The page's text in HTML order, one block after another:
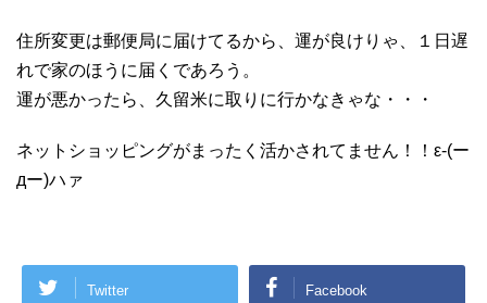
住所変更は郵便局に届けてるから、運が良けりゃ、１日遅
れで家のほうに届くであろう。
運が悪かったら、久留米に取りに行かなきゃな・・・
ネットショッピングがまったく活かされてません！！ε-(ー
дー)ハァ
Twitter Facebook